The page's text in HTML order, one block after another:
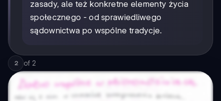
zasady, ale też konkretne elementy życia
społecznego - od sprawiedliwego
sądownictwa po wspólne tradycje.
2 of 2